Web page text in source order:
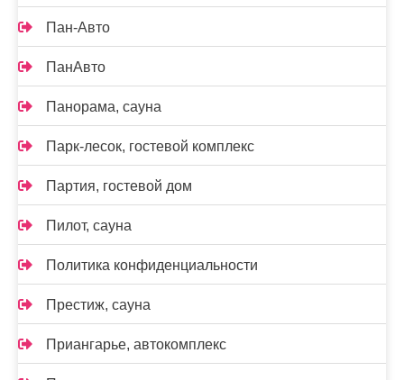
Пан-Авто
ПанАвто
Панорама, сауна
Парк-лесок, гостевой комплекс
Партия, гостевой дом
Пилот, сауна
Политика конфиденциальности
Престиж, сауна
Приангарье, автокомплекс